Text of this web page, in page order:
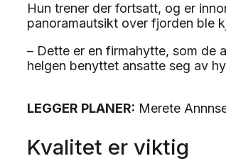
Hun trener der fortsatt, og er
panoramautsikt over fjorden ble
– Dette er en firmahytte, som de
helgen benyttet ansatte seg av
LEGGER PLANER: Merete
Kvalitet er viktig